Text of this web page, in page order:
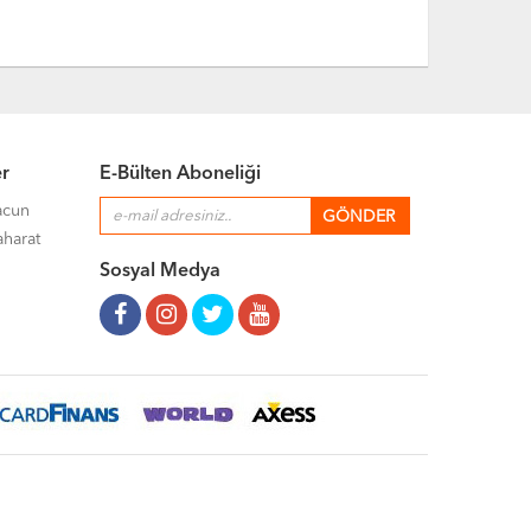
E-Bülten Aboneliği
Sosyal Medya